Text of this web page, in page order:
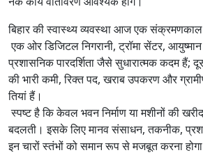
बिहार की स्वास्थ्य व्यवस्था आज एक
एक ओर डिजिटल निगरानी, ट्रॉमा सेंटर,
प्रशासनिक पारदर्शिता जैसे सुधारात्मक कदम हैं;
की भारी कमी, रिक्त पद, खराब उपकरण और
तियां हैं।
स्पष्ट है कि केवल भवन निर्माण या मशीनों की
बदलती। इसके लिए मानव संसाधन, तकनीक,
इन चारों स्तंभों को समान रूप से मजबूत करना